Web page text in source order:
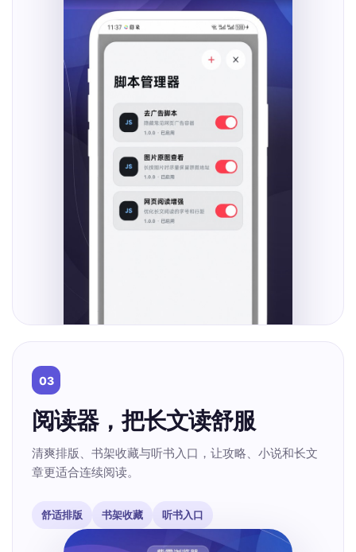
03
阅读器，把长文读舒服
清爽排版、书架收藏与听书入口，让攻略、小说和长文
章更适合连续阅读。
舒适排版 书架收藏 听书入口